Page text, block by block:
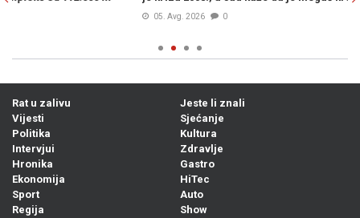
Rat u zalivu
Vijesti
Politika
Intervjui
Hronika
Ekonomija
Sport
Regija
Jeste li znali
Sjećanje
Kultura
Zdravlje
Gastro
HiTec
Auto
Show